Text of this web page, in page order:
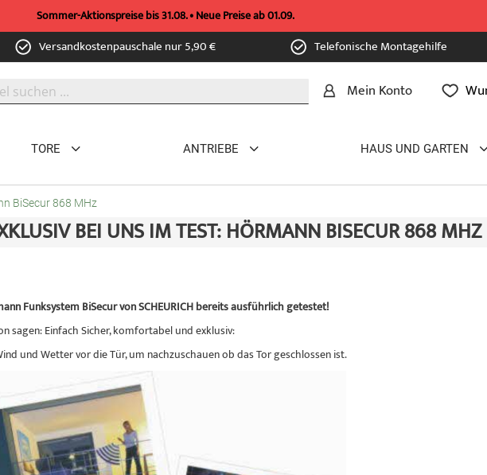
Sommer-Aktionspreise bis 31.08. • Neue Preise ab 01.09.
Versandkostenpauschale nur 5,90 € Telefonische Montagehilfe
Mein Konto
TORE ANTRIEBE HAUS UND GARTEN
BiSecur 868 MHz
BEI UNS IM TEST: HÖRMANN BISECUR 868 MHZ
Funksystem BiSecur von SCHEURICH bereits ausführlich getestet!
sagen: Einfach Sicher, komfortabel und exklusiv:
und Wetter vor die Tür, um nachzuschauen ob das Tor geschlossen ist.